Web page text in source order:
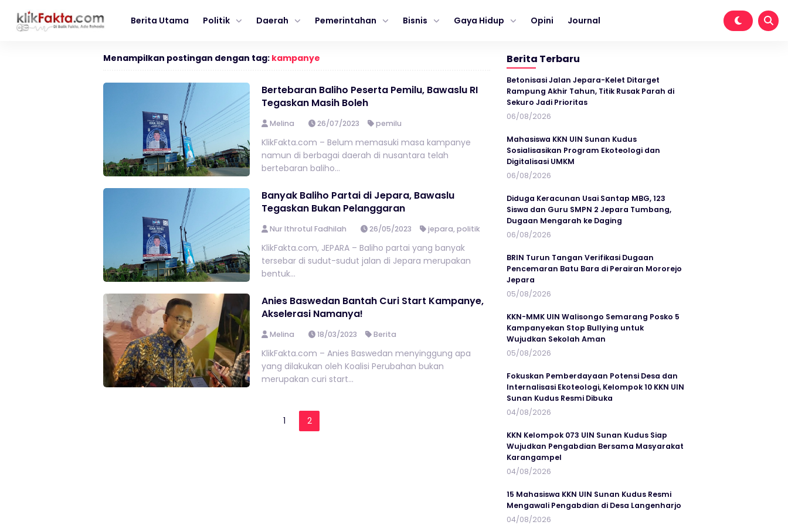
Berita Utama Politik Daerah Pemerintahan Bisnis Gaya Hidup Opini Journal
Menampilkan postingan dengan tag: kampanye
Bertebaran Baliho Peserta Pemilu, Bawaslu RI
Tegaskan Masih Boleh
Melina 26/07/2023 pemilu
KlikFakta.com – Belum memasuki masa kampanye
namun di berbagai daerah di nusantara telah
bertebaran baliho...
Banyak Baliho Partai di Jepara, Bawaslu
Tegaskan Bukan Pelanggaran
Nur Ithrotul Fadhilah 26/05/2023 jepara,politik
KlikFakta.com, JEPARA – Baliho partai yang banyak
tersebar di sudut-sudut jalan di Jepara merupakan
bentuk...
Anies Baswedan Bantah Curi Start Kampanye,
Akselerasi Namanya!
Melina 18/03/2023 Berita
KlikFakta.com – Anies Baswedan menyinggung apa
yang dilakukan oleh Koalisi Perubahan bukan
merupakan curi start...
1 2
Berita Terbaru
Betonisasi Jalan Jepara-Kelet Ditarget
Rampung Akhir Tahun, Titik Rusak Parah di
Sekuro Jadi Prioritas
06/08/2026
Mahasiswa KKN UIN Sunan Kudus
Sosialisasikan Program Ekoteologi dan
Digitalisasi UMKM
06/08/2026
Diduga Keracunan Usai Santap MBG, 123
Siswa dan Guru SMPN 2 Jepara Tumbang,
Dugaan Mengarah ke Daging
06/08/2026
BRIN Turun Tangan Verifikasi Dugaan
Pencemaran Batu Bara di Perairan Mororejo
Jepara
05/08/2026
KKN-MMK UIN Walisongo Semarang Posko 5
Kampanyekan Stop Bullying untuk
Wujudkan Sekolah Aman
05/08/2026
Fokuskan Pemberdayaan Potensi Desa dan
Internalisasi Ekoteologi, Kelompok 10 KKN UIN
Sunan Kudus Resmi Dibuka
04/08/2026
KKN Kelompok 073 UIN Sunan Kudus Siap
Wujudkan Pengabdian Bersama Masyarakat
Karangampel
04/08/2026
15 Mahasiswa KKN UIN Sunan Kudus Resmi
Mengawali Pengabdian di Desa Langenharjo
04/08/2026